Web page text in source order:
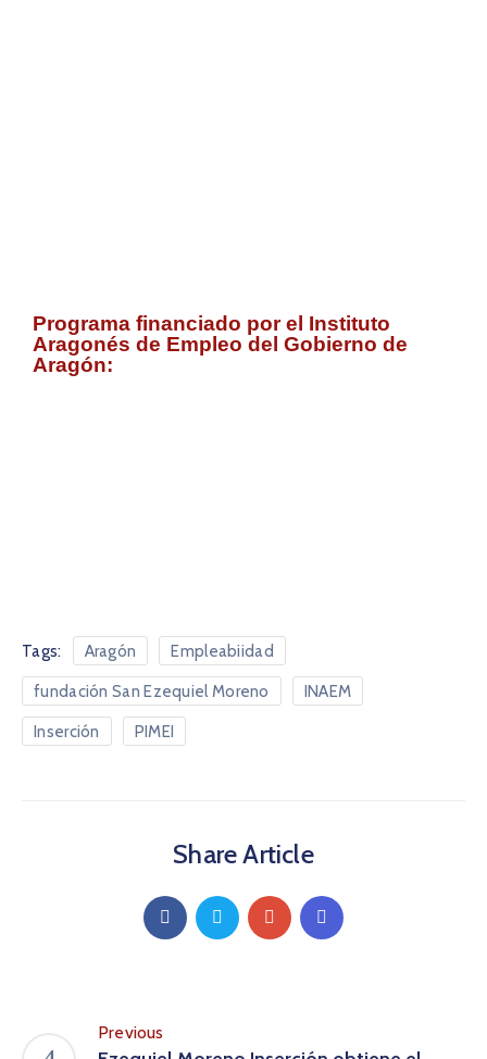
Programa financiado por el Instituto
Aragonés de Empleo del Gobierno de
Aragón:
Tags: Aragón Empleabiidad
fundación San Ezequiel Moreno INAEM
Inserción PIMEI
Share Article
Previous